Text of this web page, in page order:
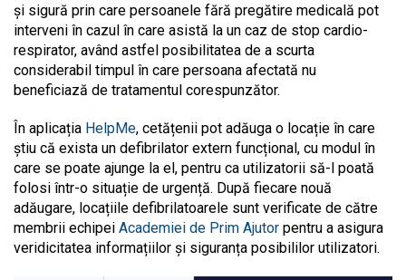
și sigură prin care persoanele fără pregătire medicală pot
interveni în cazul în care asistă la un caz de stop cardio-
respirator, având astfel posibilitatea de a scurta
considerabil timpul în care persoana afectată nu
beneficiază de tratamentul corespunzător.
În aplicația HelpMe, cetățenii pot adăuga o locație în care
știu că exista un defibrilator extern funcțional, cu modul în
care se poate ajunge la el, pentru ca utilizatorii să-l poată
folosi într-o situație de urgență. După fiecare nouă
adăugare, locațiile defibrilatoarele sunt verificate de către
membrii echipei Academiei de Prim Ajutor pentru a asigura
veridicitatea informațiilor și siguranța posibililor utilizatori.